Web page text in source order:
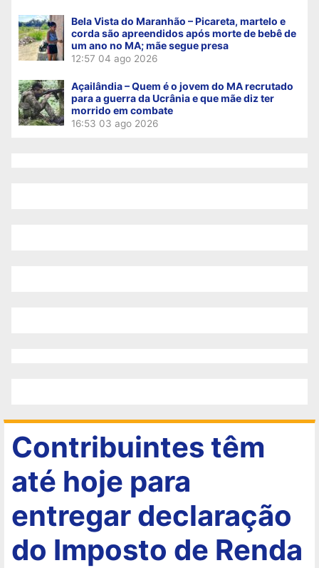
Bela Vista do Maranhão – Picareta, martelo e
corda são apreendidos após morte de bebê de
um ano no MA; mãe segue presa
12:57 04 ago 2026
Açailândia – Quem é o jovem do MA recrutado
para a guerra da Ucrânia e que mãe diz ter
morrido em combate
16:53 03 ago 2026
Contribuintes têm
até hoje para
entregar declaração
do Imposto de Renda